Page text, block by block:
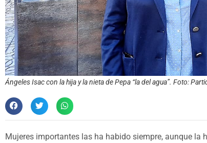
Ángeles Isac con la hija y la nieta de Pepa “la del agua”. Foto:
Mujeres importantes las ha habido siempre, aunque la